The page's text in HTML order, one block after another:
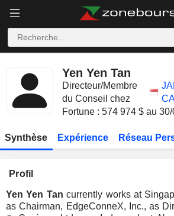
Yen Yen Tan
Directeur/Membre
du Conseil chez
Fortune : 574 974 $ au
Synthèse Expérience Réseau
Profil
Yen Yen Tan currently works at
as Chairman, EdgeConneX, Inc., as